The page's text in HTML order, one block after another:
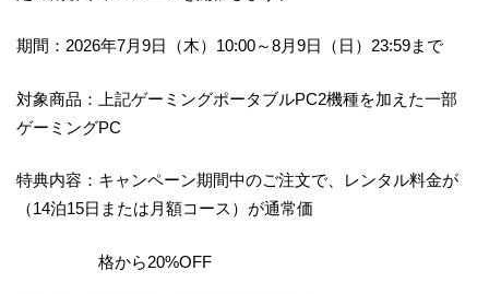
期間：2026年7月9日（木）10:00～8月9日（日）23:59まで
対象商品：上記ゲーミングポータブルPC2機種を加えた一部
ゲーミングPC
特典内容：キャンペーン期間中のご注文で、レンタル料金が
（14泊15日または月額コース）が通常価
格から20%OFF